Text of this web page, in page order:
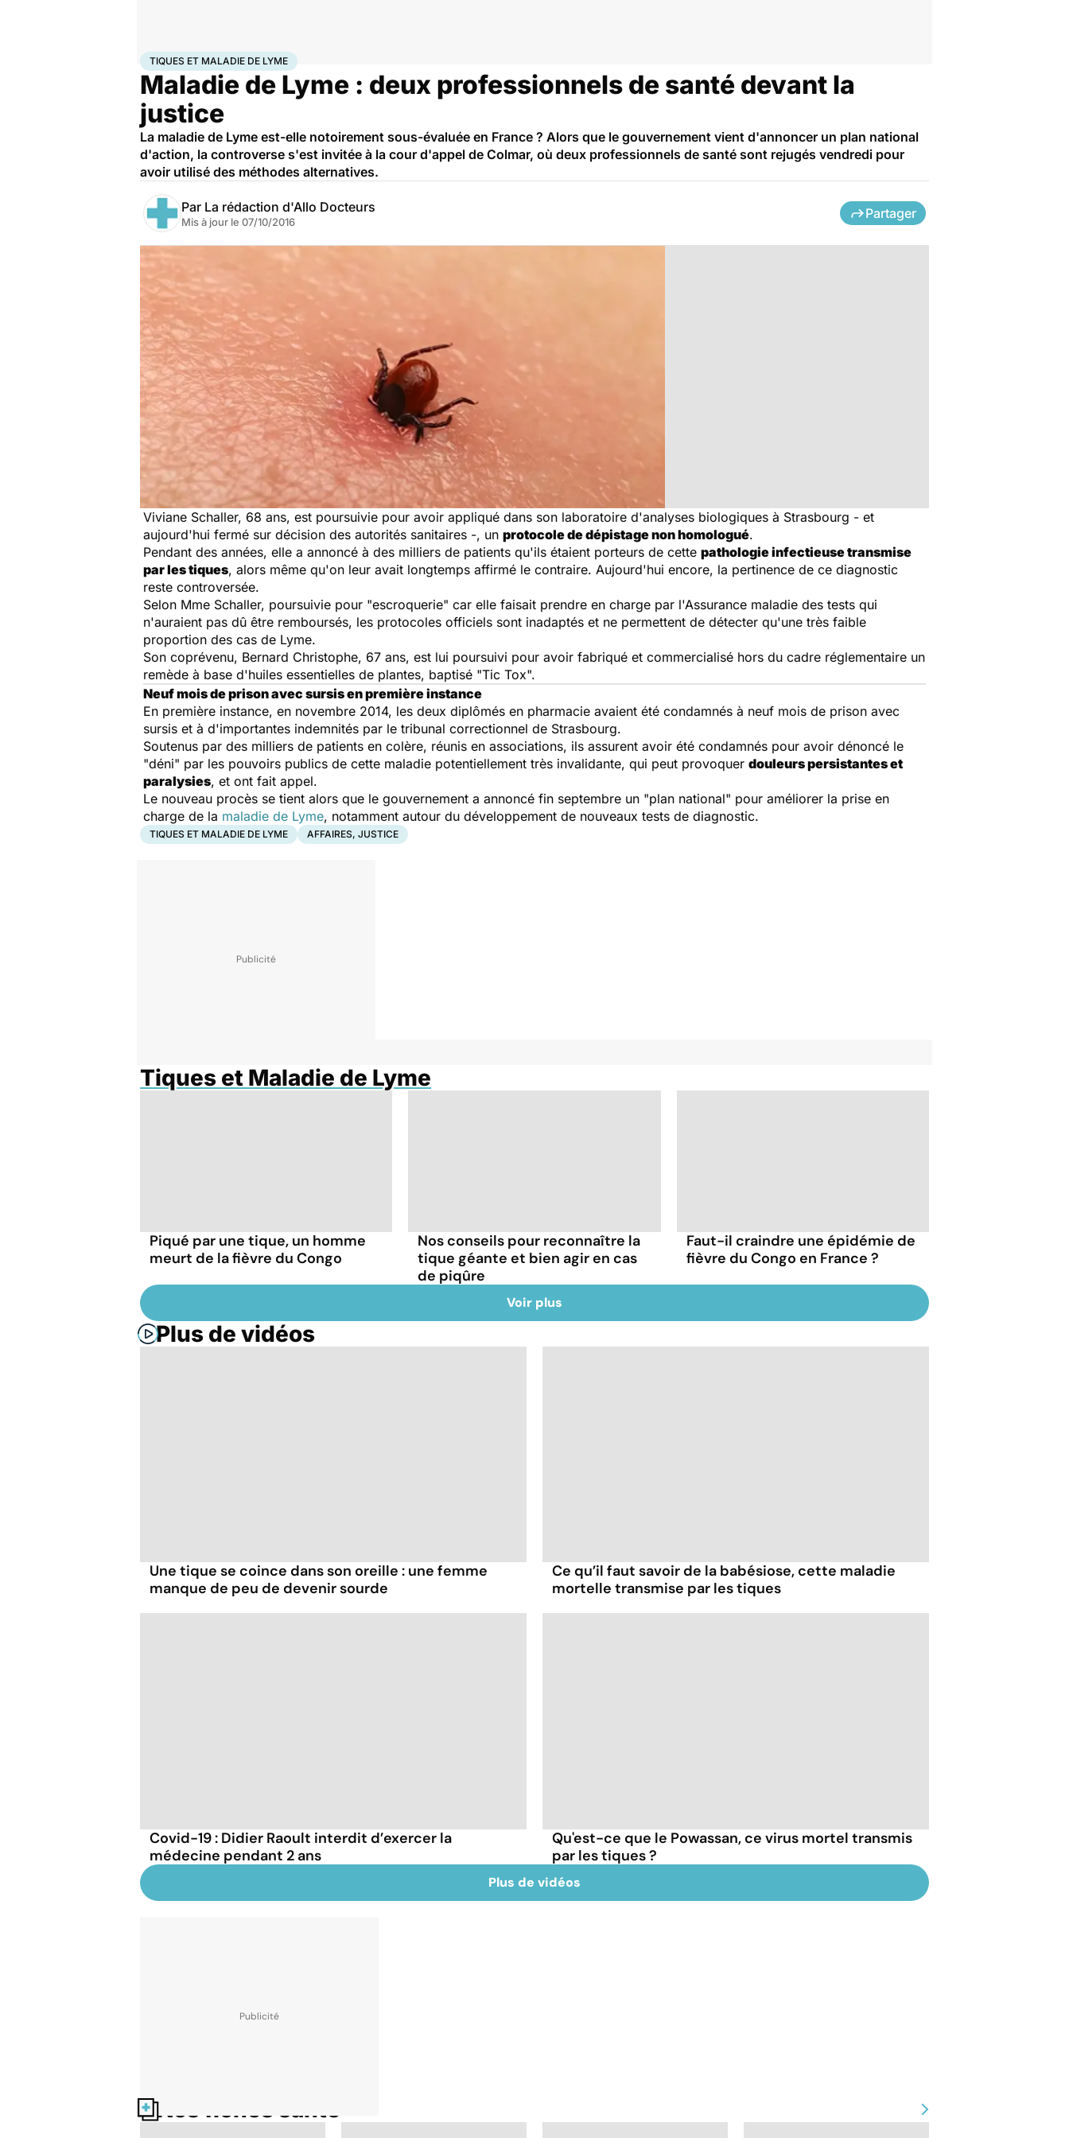
AccueilSanté SociétéJusticeTiques et Maladie de Lyme
TIQUES ET MALADIE DE LYME
Maladie de Lyme : deux professionnels de santé devant la
justice
La maladie de Lyme est-elle notoirement sous-évaluée en France ? Alors que le gouvernement vient d'annoncer un plan national
d'action, la controverse s'est invitée à la cour d'appel de Colmar, où deux professionnels de santé sont rejugés vendredi pour
avoir utilisé des méthodes alternatives.
Par La rédaction d'Allo Docteurs
Mis à jour le 07/10/2016
Partager
Viviane Schaller, 68 ans, est poursuivie pour avoir appliqué dans son laboratoire d'analyses biologiques à Strasbourg - et
aujourd'hui fermé sur décision des autorités sanitaires -, un protocole de dépistage non homologué.
Pendant des années, elle a annoncé à des milliers de patients qu'ils étaient porteurs de cette pathologie infectieuse transmise
par les tiques, alors même qu'on leur avait longtemps affirmé le contraire. Aujourd'hui encore, la pertinence de ce diagnostic
reste controversée.
Selon Mme Schaller, poursuivie pour "escroquerie" car elle faisait prendre en charge par l'Assurance maladie des tests qui
n'auraient pas dû être remboursés, les protocoles officiels sont inadaptés et ne permettent de détecter qu'une très faible
proportion des cas de Lyme.
Son coprévenu, Bernard Christophe, 67 ans, est lui poursuivi pour avoir fabriqué et commercialisé hors du cadre réglementaire un
remède à base d'huiles essentielles de plantes, baptisé "Tic Tox".
Neuf mois de prison avec sursis en première instance
En première instance, en novembre 2014, les deux diplômés en pharmacie avaient été condamnés à neuf mois de prison avec
sursis et à d'importantes indemnités par le tribunal correctionnel de Strasbourg.
Soutenus par des milliers de patients en colère, réunis en associations, ils assurent avoir été condamnés pour avoir dénoncé le
"déni" par les pouvoirs publics de cette maladie potentiellement très invalidante, qui peut provoquer douleurs persistantes et
paralysies, et ont fait appel.
Le nouveau procès se tient alors que le gouvernement a annoncé fin septembre un "plan national" pour améliorer la prise en
charge de la maladie de Lyme, notamment autour du développement de nouveaux tests de diagnostic.
TIQUES ET MALADIE DE LYME AFFAIRES, JUSTICE
Tiques et Maladie de Lyme
Piqué par une tique, un homme
meurt de la fièvre du Congo
Nos conseils pour reconnaître la
tique géante et bien agir en cas
de piqûre
Faut-il craindre une épidémie de
fièvre du Congo en France ?
Voir plus
Plus de vidéos
Une tique se coince dans son oreille : une femme
manque de peu de devenir sourde
Ce qu’il faut savoir de la babésiose, cette maladie
mortelle transmise par les tiques
Covid-19 : Didier Raoult interdit d’exercer la
médecine pendant 2 ans
Qu'est-ce que le Powassan, ce virus mortel transmis
par les tiques ?
Plus de vidéos
Nos fiches santé